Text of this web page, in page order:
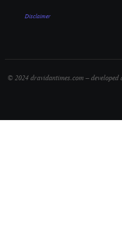
Disclaimer
© 2024 dravidantimes.com –